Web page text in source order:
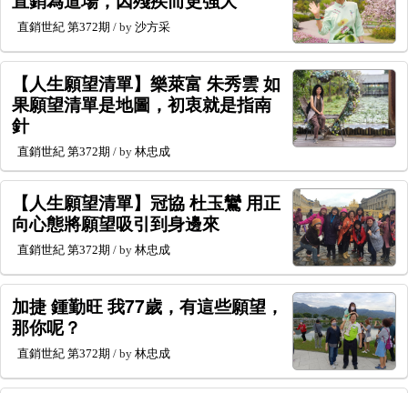
直銷世紀 第372期 / by 沙方采
【人生願望清單】樂萊富 朱秀雲 如
果願望清單是地圖，初衷就是指南
針
直銷世紀 第372期 / by 林忠成
【人生願望清單】冠協 杜玉鸞 用正
向心態將願望吸引到身邊來
直銷世紀 第372期 / by 林忠成
加捷 鍾勤旺 我77歲，有這些願望，
那你呢？
直銷世紀 第372期 / by 林忠成